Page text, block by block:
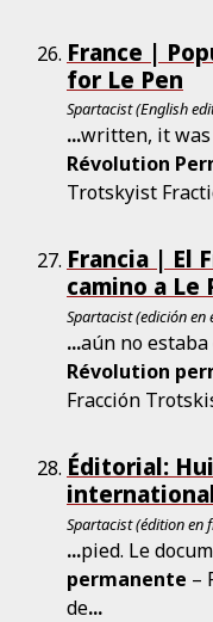
France |
for Le Pen
Spartacist (English
...written, it
Révolution
Trotskyist
Francia | El
camino a Le
Spartacist (edición en
...aún no
Révolution
Fracción
Éditorial:
Spartacist (édition en
...pied. Le
permanente –
de...